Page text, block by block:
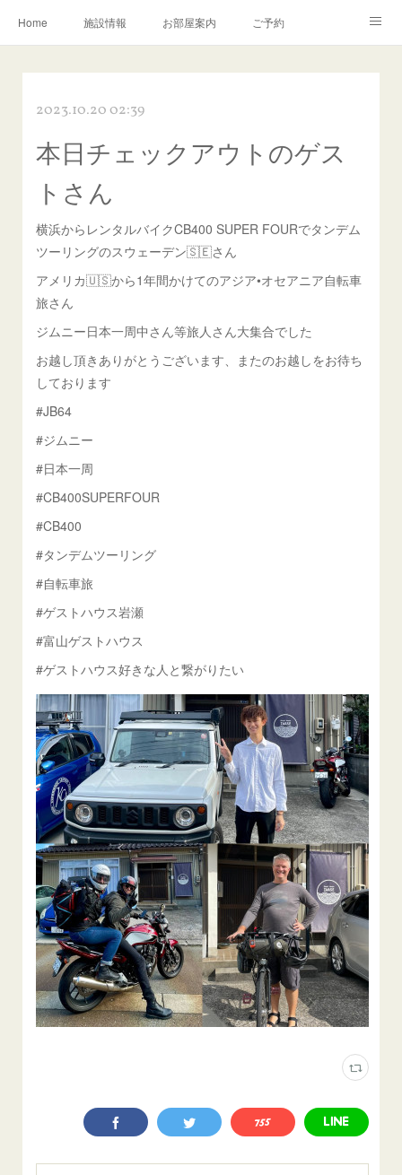
Home 施設情報 お部屋案内 ご予約
お問い合わせ／Q&A
2023.10.20 02:39
本日チェックアウトのゲス
トさん
横浜からレンタルバイクCB400 SUPER FOURでタンデム
ツーリングのスウェーデン🇸🇪さん
アメリカ🇺🇸から1年間かけてのアジア•オセアニア自転車
旅さん
ジムニー日本一周中さん等旅人さん大集合でした
お越し頂きありがとうございます、またのお越しをお待ち
しております
#JB64
#ジムニー
#日本一周
#CB400SUPERFOUR
#CB400
#タンデムツーリング
#自転車旅
#ゲストハウス岩瀬
#富山ゲストハウス
#ゲストハウス好きな人と繋がりたい